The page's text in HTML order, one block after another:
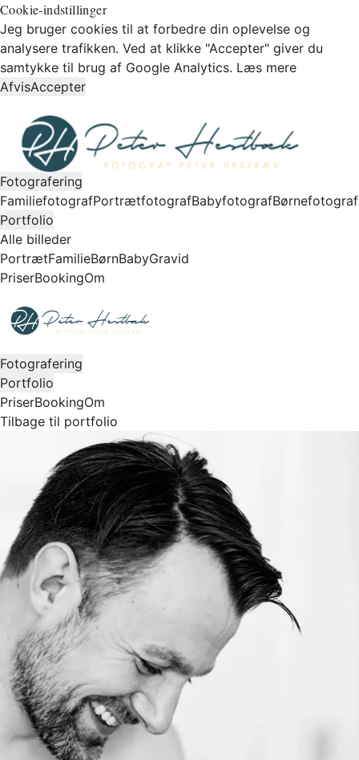
Cookie-indstillinger
Jeg bruger cookies til at forbedre din oplevelse og
analysere trafikken. Ved at klikke "Accepter" giver du
samtykke til brug af Google Analytics. Læs mere
AfvisAccepter
Fotografering
FamiliefotografPortrætfotografBabyfotografBørnefotograf
Portfolio
Alle billeder
PortrætFamilieBørnBabyGravid
PriserBookingOm
Fotografering
Portfolio
PriserBookingOm
Tilbage til portfolio